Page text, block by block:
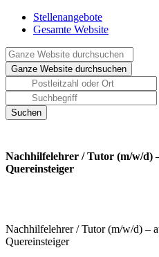
Stellenangebote
Gesamte Website
Nachhilfelehrer / Tutor (m/w/d)
Quereinsteiger
Nachhilfelehrer / Tutor (m/w/d) –
Quereinsteiger